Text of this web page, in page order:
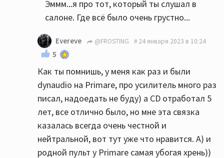
Эммм...я про тот, который ты слушал в
салоне. Где всё было очень грустно...
Evereve @FROSTING 24 января 2023 в 10:24
5
Как ты помнишь, у меня как раз и были
dynaudio на Primare, про усилитель много раз
писал, надоедать не буду) а CD отработал 5
лет, все отлично было, но мне эта связка
казалась всегда очень честной и
нейтральной, вот тут уже что нравится. А) и
родной пульт у Primare самая убогая хрень))